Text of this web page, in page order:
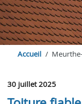
Accueil
30 juillet 2025